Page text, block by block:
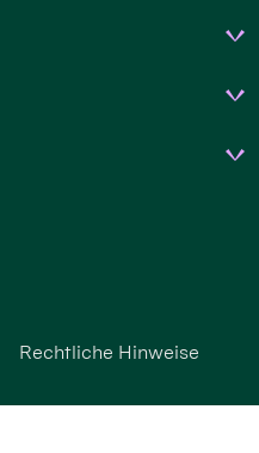
Rechtliche Hinweise